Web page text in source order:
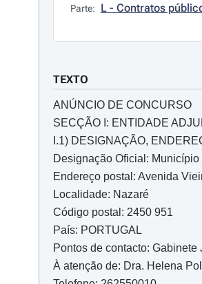
Parte: L - Contratos
TEXTO
ANÚNCIO DE CONCURSO
SECÇÃO I: ENTIDADE
I.1) DESIGNAÇÃO,
Designação Oficial:
Endereço postal: Avenida
Localidade: Nazaré
Código postal: 2450 951
País: PORTUGAL
Pontos de contacto: Gabinete
À atenção de: Dra. Helena